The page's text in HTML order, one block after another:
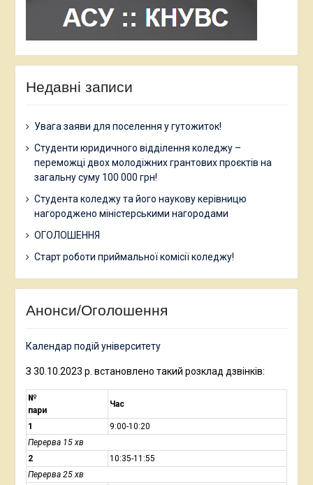
Недавні записи
Увага заяви для поселення у гутожиток!
Студенти юридичного відділення коледжу –
переможці двох молодіжних грантових проєктів на
загальну суму 100 000 грн!
Студента коледжу та його наукову керівницю
нагороджено міністерськими нагородами
ОГОЛОШЕННЯ
Старт роботи приймальної комісії коледжу!
Анонси/Оголошення
Календар подій університету
З 30.10.2023 р. встановлено такий розклад дзвінків:
№
пари
Час
1
9:00-10:20
Перерва 15 хв
2
10:35-11:55
Перерва 25 хв